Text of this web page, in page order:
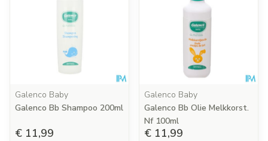
Galenco Baby
Galenco Bb Shampoo 200ml
€ 11,99
Galenco Baby
Galenco Bb Olie Melkkorst.
Nf 100ml
€ 11,99